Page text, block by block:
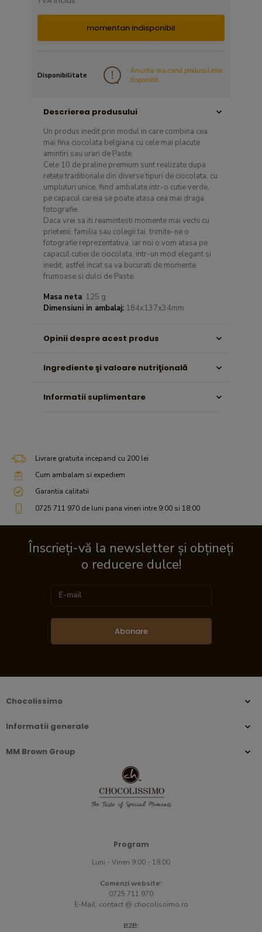
momentan indisponibil
Disponibilitate
Anunta-ma cand produsul este
disponibil.
Descrierea produsului
Un produs inedit prin modul in care combina cea
mai fina ciocolata belgiana cu cele mai placute
amintiri sau urari de Paste.
Cele 10 de praline premium sunt realizate dupa
retete traditionale din diverse tipuri de ciocolata, cu
umpluturi unice, fiind ambalate intr-o cutie verde,
pe capacul careia se poate atasa cea mai draga
fotografie.
Daca vrei sa iti reamintesti momente mai vechi cu
prietenii, familia sau colegii tai, trimite-ne o
fotografie reprezentativa, iar noi o vom atasa pe
capacul cutiei de ciocolata, intr-un mod elegant si
inedit, astfel incat sa va bucurati de momente
frumoase si dulci de Paste.
Masa neta: 125 g
Dimensiuni in ambalaj: 184x137x34mm
Opinii despre acest produs
Ingrediente şi valoare nutriţională
Informatii suplimentare
Livrare gratuita incepand cu 200 lei
Cum ambalam si expediem
Garantia calitatii
0725 711 970 de luni pana vineri intre 9:00 si 18:00
Înscrieți-vă la newsletter și obțineți
o reducere dulce!
Abonare
Chocolissimo
Informatii generale
MM Brown Group
Program
Luni - Vineri 9:00 - 18:00
Comenzi website:
0725 711 970
E-Mail: contact @ chocolissimo.ro
B2B: